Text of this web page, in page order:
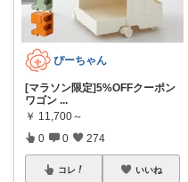
ぴーちゃん
[マラソン限定]5%OFFクーポン
ワゴン ...
￥ 11,700～
0 0 274
コレ いいね